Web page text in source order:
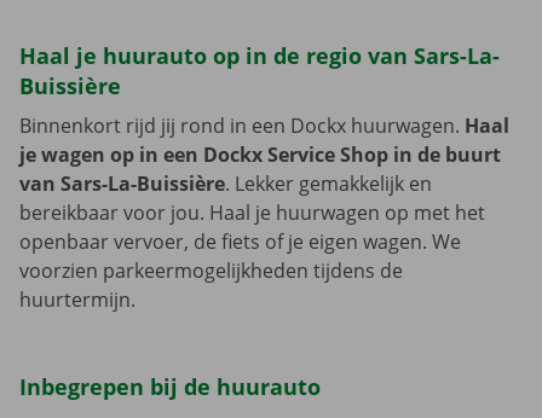
Haal je huurauto op in de regio van Sars-La-
Buissière
Binnenkort rijd jij rond in een Dockx huurwagen. Haal
je wagen op in een Dockx Service Shop in de buurt
van Sars-La-Buissière. Lekker gemakkelijk en
bereikbaar voor jou. Haal je huurwagen op met het
openbaar vervoer, de fiets of je eigen wagen. We
voorzien parkeermogelijkheden tijdens de
huurtermijn.
Inbegrepen bij de huurauto